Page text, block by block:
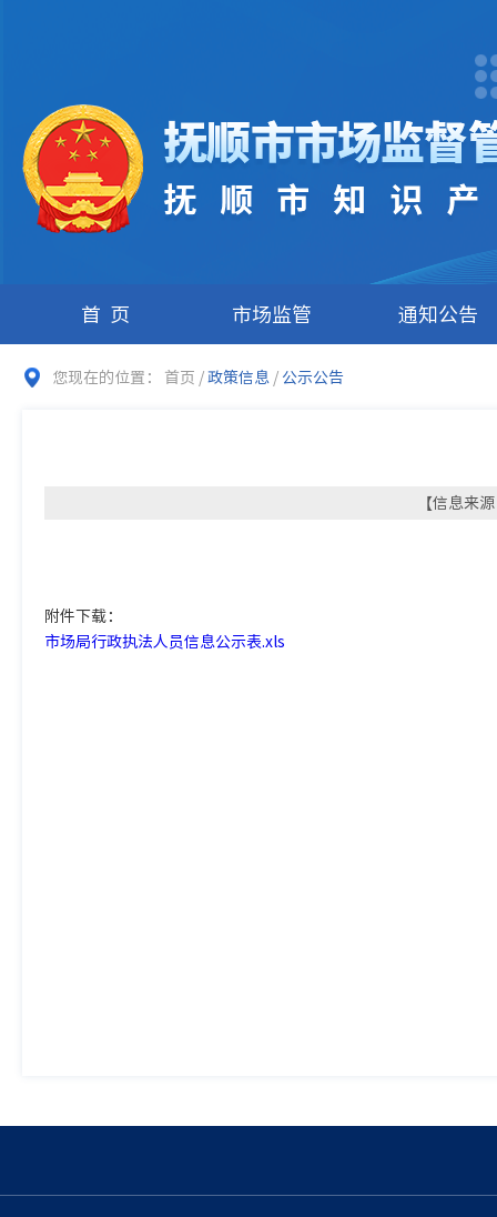
首页 市场监管 通知公告
您现在的位置： 首页 /政策信息 / 公示公告
【信息来
附件下载：
市场局行政执法人员信息公示表.xls